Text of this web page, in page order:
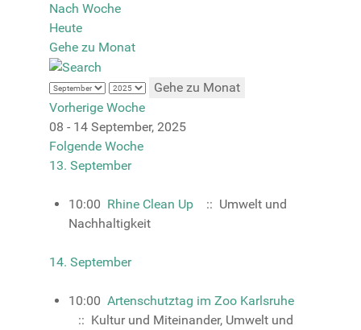
Nach Woche
Heute
Gehe zu Monat
Gehe zu Monat
Vorherige Woche
08 - 14 September, 2025
Folgende Woche
13. September
10:00 Rhine Clean Up
:: Umwelt und
Nachhaltigkeit
14. September
10:00 Artenschutztag im Zoo Karlsruhe
:: Kultur und Miteinander, Umwelt und